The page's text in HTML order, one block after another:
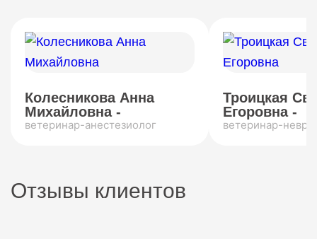
Колесникова Анна
Михайловна -
ветеринар-анестезиолог
Троицкая
Егоровна -
ветеринар-
Отзывы клиентов